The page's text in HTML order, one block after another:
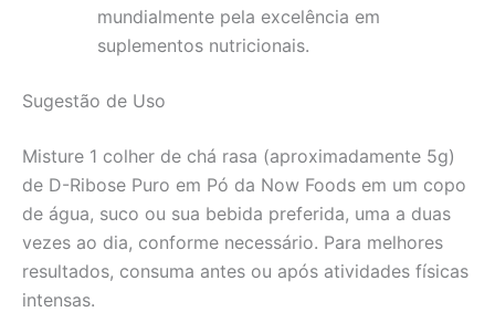
mundialmente pela excelência em
suplementos nutricionais.
Sugestão de Uso
Misture 1 colher de chá rasa (aproximadamente 5g)
de D-Ribose Puro em Pó da Now Foods em um copo
de água, suco ou sua bebida preferida, uma a duas
vezes ao dia, conforme necessário. Para melhores
resultados, consuma antes ou após atividades físicas
intensas.